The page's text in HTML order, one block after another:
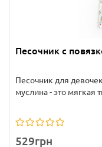
Песочник с
Песочник для
муслина - это мягкая
529грн